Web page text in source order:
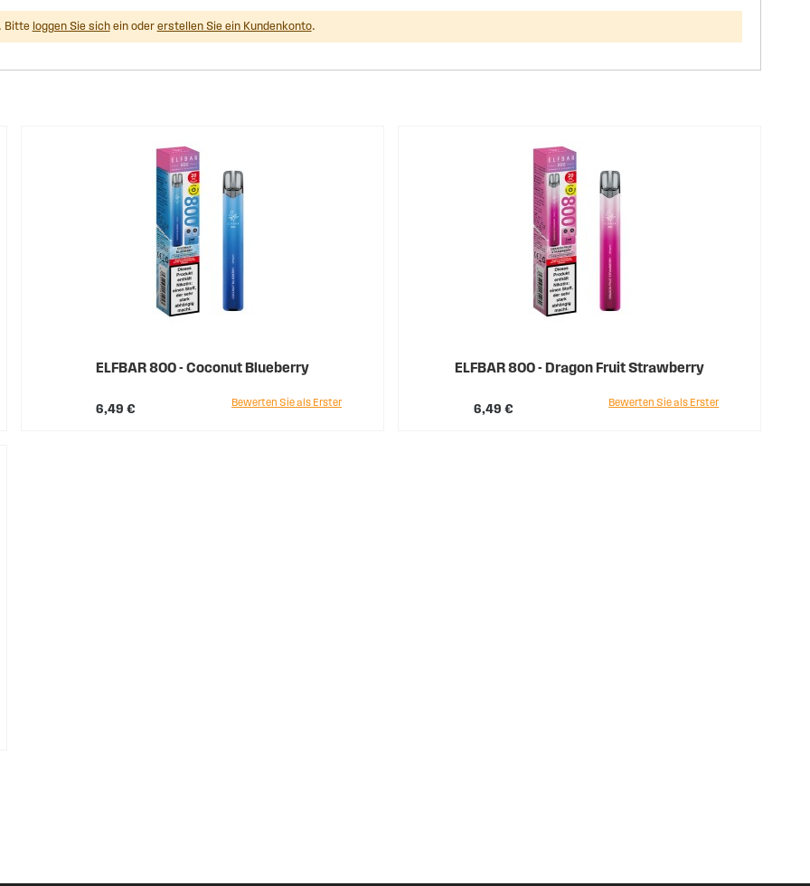
Bitte loggen Sie sichein oder erstellen Sie ein Kundenkonto.
ELFBAR 800 - Coconut Blueberry
6,49 €
Bewerten Sie als Erster
ELFBAR 800 - Dragon Fruit Strawberry
6,49 €
Bewerten Sie als Erster